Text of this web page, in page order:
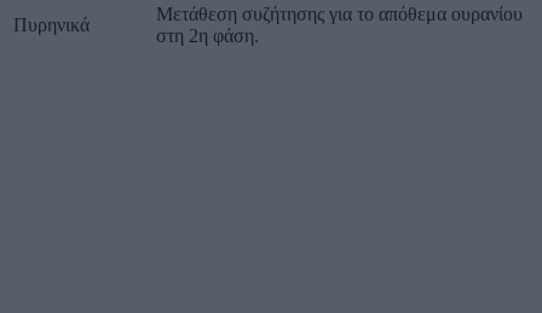
Πυρηνικά
Μετάθεση συζήτησης για το απόθεμα ουρανίου
στη 2η φάση.